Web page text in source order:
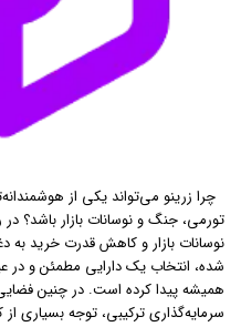
چرا زرینو می‌تواند یکی از
تورمی، جنگ و نوسانات بازار باشد؟
نوسانات بازار و کاهش قدرت خرید به
شده، انتخاب یک دارایی مطمئن و در
همیشه پیدا کرده است. در چنین
سرمایه‌گذاری ترکیبی، توجه بسیاری